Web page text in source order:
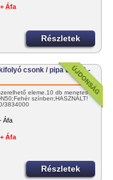
Áfa
Részletek
csonk / pipa DN 50 -
eleme.10 db menetes
színben;HASZNÁLT!
3834000
Áfa
Áfa
Részletek